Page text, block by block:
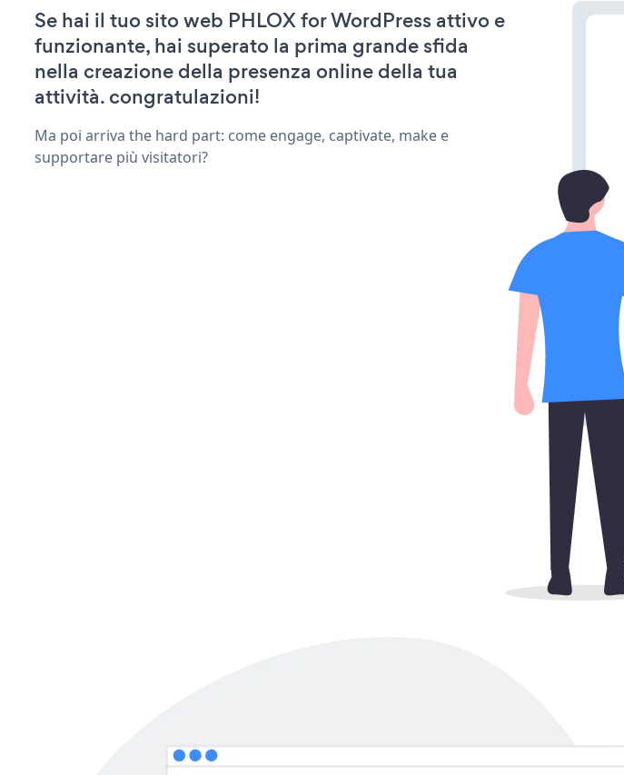
Se hai il tuo sito web PHLOX for WordPress attivo e
funzionante, hai superato la prima grande sfida
nella creazione della presenza online della tua
attività. congratulazioni!
Ma poi arriva the hard part: come engage, captivate, make e
supportare più visitatori?